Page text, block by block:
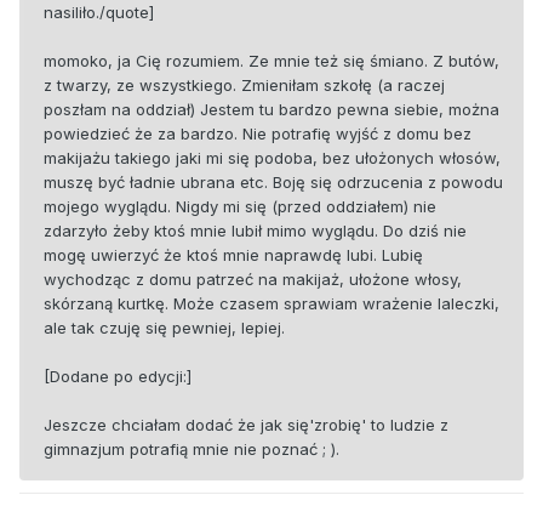
nasiliło./quote]
momoko, ja Cię rozumiem. Ze mnie też się śmiano. Z butów,
z twarzy, ze wszystkiego. Zmieniłam szkołę (a raczej
poszłam na oddział) Jestem tu bardzo pewna siebie, można
powiedzieć że za bardzo. Nie potrafię wyjść z domu bez
makijażu takiego jaki mi się podoba, bez ułożonych włosów,
muszę być ładnie ubrana etc. Boję się odrzucenia z powodu
mojego wyglądu. Nigdy mi się (przed oddziałem) nie
zdarzyło żeby ktoś mnie lubił mimo wyglądu. Do dziś nie
mogę uwierzyć że ktoś mnie naprawdę lubi. Lubię
wychodząc z domu patrzeć na makijaż, ułożone włosy,
skórzaną kurtkę. Może czasem sprawiam wrażenie laleczki,
ale tak czuję się pewniej, lepiej.
[Dodane po edycji:]
Jeszcze chciałam dodać że jak się'zrobię' to ludzie z
gimnazjum potrafią mnie nie poznać ; ).